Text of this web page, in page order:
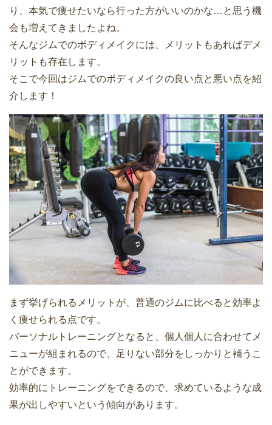
り、本気で痩せたいなら行った方がいいのかな…と思う機
会も増えてきましたよね。
そんなジムでのボディメイクには、メリットもあればデメ
リットも存在します。
そこで今回はジムでのボディメイクの良い点と悪い点を紹
介します！
まず挙げられるメリットが、普通のジムに比べると効率よ
く痩せられる点です。
パーソナルトレーニングとなると、個人個人に合わせてメ
ニューが組まれるので、足りない部分をしっかりと補うこ
とができます。
効率的にトレーニングをできるので、求めているような成
果が出しやすいという傾向があります。